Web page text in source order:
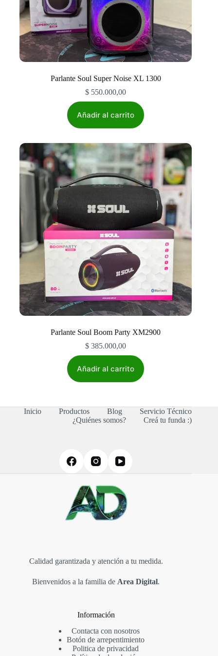
Parlante Soul Super Noise XL 1300
$ 550.000,00
Añadir al carrito
Parlante Soul Boom Party XM2900
$ 385.000,00
Añadir al carrito
Inicio Productos Blog
Servicio Técnico
¿Quiénes somos?
Creá tu funda :)
Calidad garantizada y atención a tu medida.
Bienvenidos a la familia de Area Digital.
Información
Contacta con nosotros
Botón de arrepentimiento
Politica de privacidad